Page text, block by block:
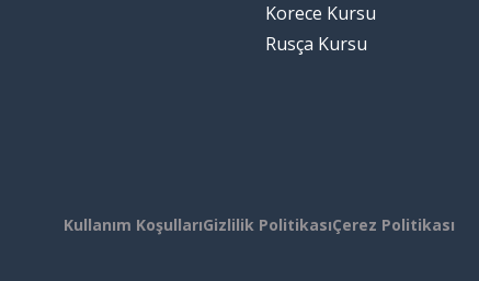
Korece Kursu
Rusça Kursu
Kullanım KoşullarıGizlilik PolitikasıÇerez Politikası